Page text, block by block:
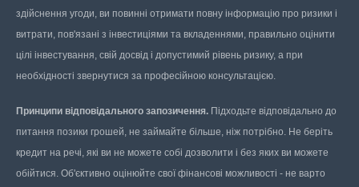
здійснення угоди, ви повинні отримати повну інформацію про ризики і
витрати, пов'язані з інвестиціями та вкладеннями, правильно оцінити
цілі інвестування, свій досвід і допустимий рівень ризику, а при
необхідності звернутися за професійною консультацією.
Принципи відповідального запозичення. Підходьте відповідально до
питання позики грошей, не займайте більше, ніж потрібно. Не беріть
кредит на речі, які ви не можете собі дозволити і без яких ви можете
обійтися. Об'єктивно оцінюйте свої фінансові можливості - не варто